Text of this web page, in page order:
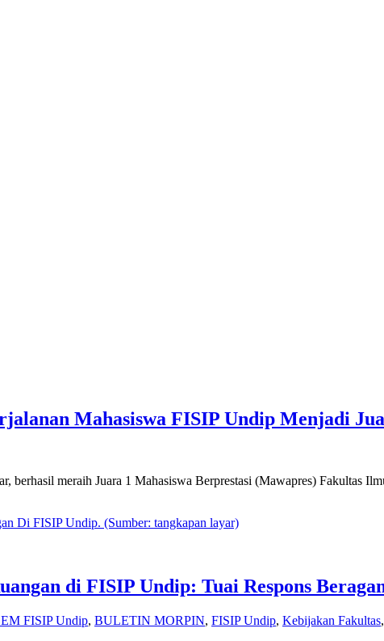
Mahasiswa FISIP Undip Menjadi
berhasil meraih Juara 1 Mahasiswa Berprestasi (Mawapres) Fakultas
di FISIP Undip: Tuai Respons
FISIP Undip, BULETIN MORPIN, FISIP Undip, Kebijakan Fakultas,